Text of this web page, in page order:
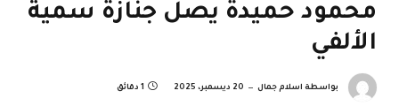
محمود حميدة يصل جنازة سمية
الألفي
بواسطة اسلام جمال 20 ديسمبر، 2025 1 دقائق